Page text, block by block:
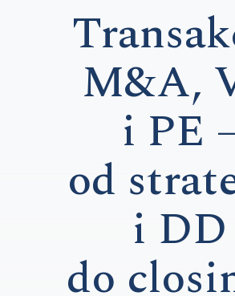
M&A,
i PE –
od
i DD
do